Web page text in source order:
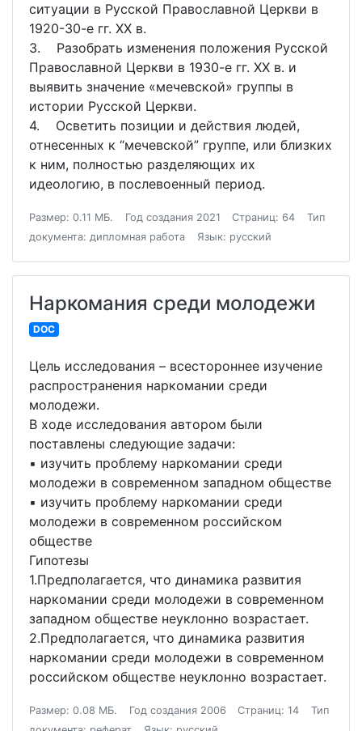
ситуации в Русской Православной Церкви в
1920-30-е гг. XX в.
3. Разобрать изменения положения Русской
Православной Церкви в 1930-е гг. XX в. и
выявить значение «мечевской» группы в
истории Русской Церкви.
4. Осветить позиции и действия людей,
отнесенных к “мечевской” группе, или близких
к ним, полностью разделяющих их
идеологию, в послевоенный период.
Размер: 0.11 МБ. Год создания 2021 Страниц: 64
Тип
документа: дипломная работа
Язык: русский
Наркомания среди молодежи
DOC
Цель исследования – всестороннее изучение
распространения наркомании среди
молодежи.
В ходе исследования автором были
поставлены следующие задачи:
▪ изучить проблему наркомании среди
молодежи в современном западном обществе
▪ изучить проблему наркомании среди
молодежи в современном российском
обществе
Гипотезы
1.Предполагается, что динамика развития
наркомании среди молодежи в современном
западном обществе неуклонно возрастает.
2.Предполагается, что динамика развития
наркомании среди молодежи в современном
российском обществе неуклонно возрастает.
Размер: 0.08 МБ. Год создания 2006 Страниц: 14
Тип